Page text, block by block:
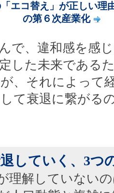
エコ替え」が正しい理
の第６次産業化
で、違和感を感
した未来である
、それによって
て衰退に繋がる
していく、3つ
理解していない